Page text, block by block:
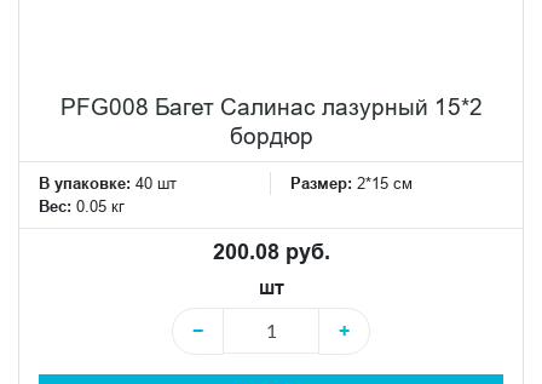
PFG008 Багет Салинас лазурный 15*2
бордюр
В упаковке: 40 шт Размер: 2*15 см
Вес: 0.05 кг
200.08 руб.
шт
−
+